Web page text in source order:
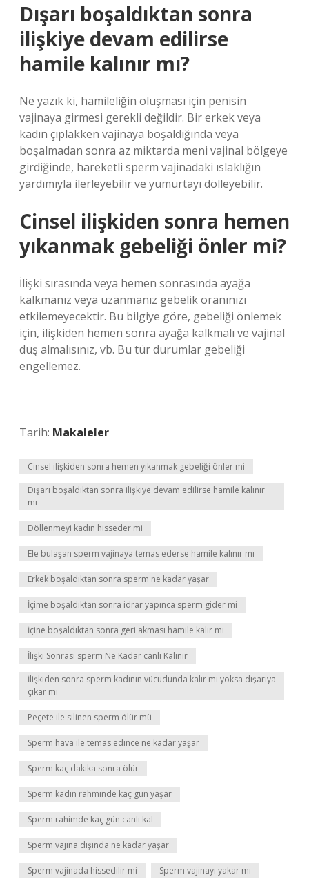
Dışarı boşaldıktan sonra
ilişkiye devam edilirse
hamile kalınır mı?
Ne yazık ki, hamileliğin oluşması için penisin
vajinaya girmesi gerekli değildir. Bir erkek veya
kadın çıplakken vajinaya boşaldığında veya
boşalmadan sonra az miktarda meni vajinal bölgeye
girdiğinde, hareketli sperm vajinadaki ıslaklığın
yardımıyla ilerleyebilir ve yumurtayı dölleyebilir.
Cinsel ilişkiden sonra hemen
yıkanmak gebeliği önler mi?
İlişki sırasında veya hemen sonrasında ayağa
kalkmanız veya uzanmanız gebelik oranınızı
etkilemeyecektir. Bu bilgiye göre, gebeliği önlemek
için, ilişkiden hemen sonra ayağa kalkmalı ve vajinal
duş almalısınız, vb. Bu tür durumlar gebeliği
engellemez.
Tarih: Makaleler
Cinsel ilişkiden sonra hemen yıkanmak gebeliği önler mi
Dışarı boşaldıktan sonra ilişkiye devam edilirse hamile kalınır
mı
Döllenmeyi kadın hisseder mi
Ele bulaşan sperm vajinaya temas ederse hamile kalınır mı
Erkek boşaldıktan sonra sperm ne kadar yaşar
İçime boşaldıktan sonra idrar yapınca sperm gider mi
İçine boşaldıktan sonra geri akması hamile kalır mı
İlişki Sonrası sperm Ne Kadar canlı Kalınır
İlişkiden sonra sperm kadının vücudunda kalır mı yoksa dışarıya
çıkar mı
Peçete ile silinen sperm ölür mü
Sperm hava ile temas edince ne kadar yaşar
Sperm kaç dakika sonra ölür
Sperm kadın rahminde kaç gün yaşar
Sperm rahimde kaç gün canlı kal
Sperm vajina dışında ne kadar yaşar
Sperm vajinada hissedilir mi Sperm vajinayı yakar mı